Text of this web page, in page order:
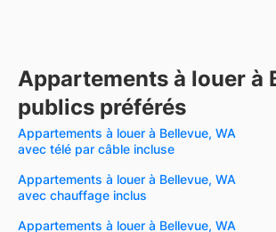
Appartements à louer à
publics préférés
Appartements à louer à Bellevue, WA
avec télé par câble incluse
Appartements à louer à Bellevue, WA
avec chauffage inclus
Appartements à louer à Bellevue, WA